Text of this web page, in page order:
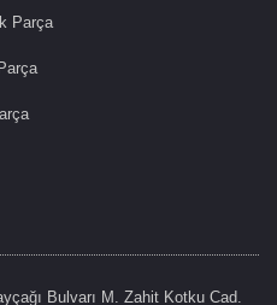
Parça
Bulvarı M. Zahit Kotku Cad.